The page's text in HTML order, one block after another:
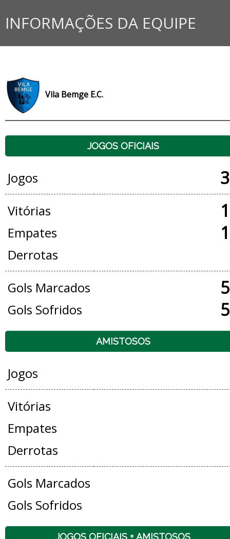
INFORMAÇÕES DA EQUIPE
Vila Bemge E.C.
JOGOS OFICIAIS
Jogos
Vitórias
Empates
Derrotas
Gols Marcados
Gols Sofridos
AMISTOSOS
Jogos
Vitórias
Empates
Derrotas
Gols Marcados
Gols Sofridos
JOGOS OFICIAIS + AMISTOSOS